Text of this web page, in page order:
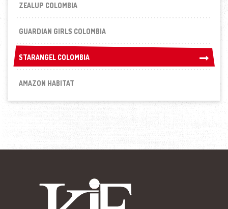
ZEALUP COLOMBIA
GUARDIAN GIRLS COLOMBIA
STARANGEL COLOMBIA
STARANGEL COLOMBIA
AMAZON HABITAT